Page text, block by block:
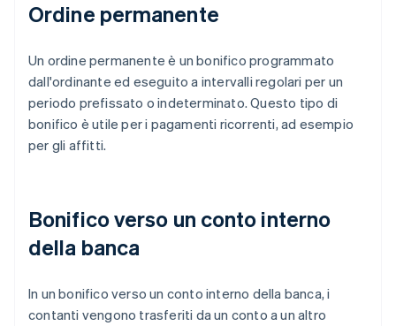
Ordine permanente
Un ordine permanente è un bonifico programmato
dall'ordinante ed eseguito a intervalli regolari per un
periodo prefissato o indeterminato. Questo tipo di
bonifico è utile per i pagamenti ricorrenti, ad esempio
per gli affitti.
Bonifico verso un conto interno
della banca
In un bonifico verso un conto interno della banca, i
contanti vengono trasferiti da un conto a un altro